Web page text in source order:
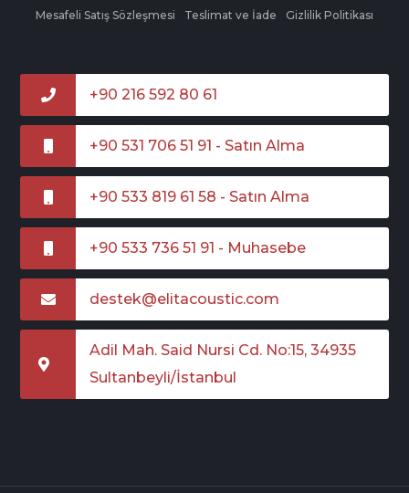
Mesafeli Satış Sözleşmesi Teslimat ve İade Gizlilik Politikası
+90 216 592 80 61
+90 531 706 51 91 - Satın Alma
+90 533 819 61 58 - Satın Alma
+90 533 736 51 91 - Muhasebe
destek@elitacoustic.com
Adil Mah. Said Nursi Cd. No:15, 34935
Sultanbeyli/İstanbul